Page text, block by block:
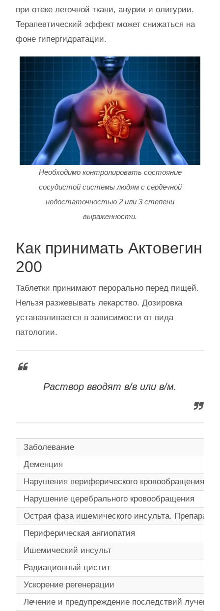
при отеке легочной ткани, анурии и олигурии.
Терапевтический эффект может снижаться на
фоне гипергидратации.
Необходимо контролировать состояние
сосудистой системы людям с сердечной
недостаточностью 2 или 3 степени
выраженности.
Как принимать Актовегин
200
Таблетки принимают перорально перед пищей.
Нельзя разжевывать лекарство. Дозировка
устанавливается в зависимости от вида
патологии.
Раствор вводят в/в или в/м.
Заболевание
Деменция
Нарушения периферического кровообращения,
Нарушение церебрального кровообращения
Острая фаза ишемического инсульта. Препарат
Периферическая ангиопатия
Ишемический инсульт
Радиационный цистит
Ускорение регенерации
Лечение и предупреждение последствий